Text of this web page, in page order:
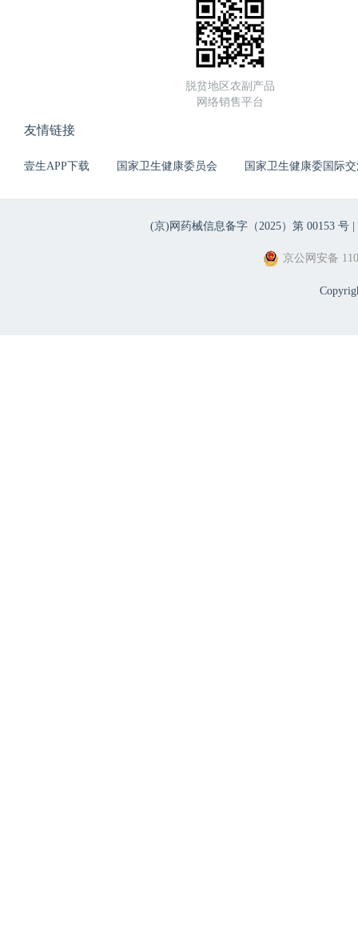
脱贫地区农副产品
网络销售平台
友情链接
壹生APP下载 国家卫生健康委员会 国家卫生健康委国际
(京)网药械信息备字（2025）第 00153 号 |
京公网安备